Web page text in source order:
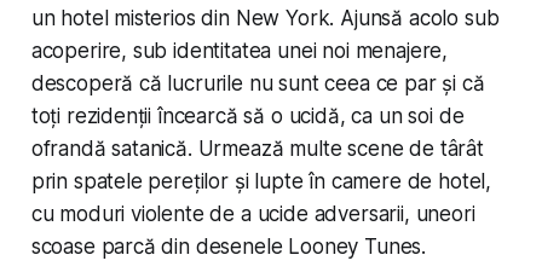
un hotel misterios din New York. Ajunsă acolo sub
acoperire, sub identitatea unei noi menajere,
descoperă că lucrurile nu sunt ceea ce par și că
toți rezidenții încearcă să o ucidă, ca un soi de
ofrandă satanică. Urmează multe scene de târât
prin spatele pereților și lupte în camere de hotel,
cu moduri violente de a ucide adversarii, uneori
scoase parcă din desenele Looney Tunes.